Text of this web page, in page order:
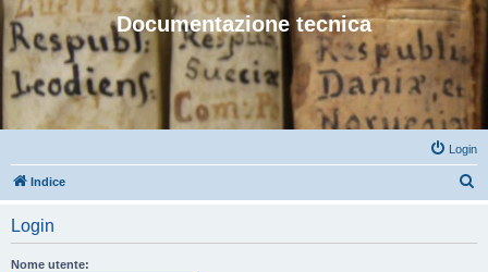
Documentazione tecnica
Login
Indice
Login
Nome utente: